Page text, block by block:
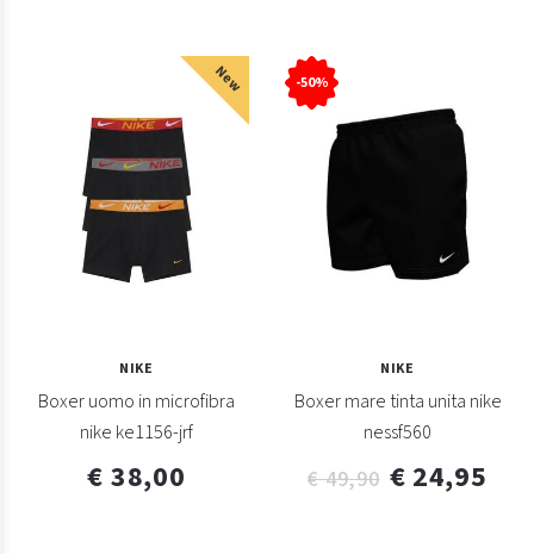
New
NIKE
Boxer uomo in microfibra
nike ke1156-jrf
€ 38,00
-50%
NIKE
Boxer mare tinta unita nike
nessf560
€ 49,90 € 24,95